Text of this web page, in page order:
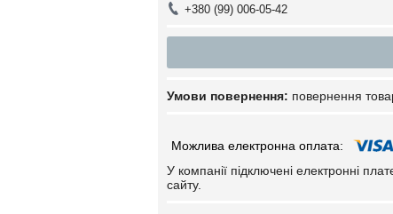
+380 (99) 006-05-42
повернення
У компанії підключені електронні
сайту.